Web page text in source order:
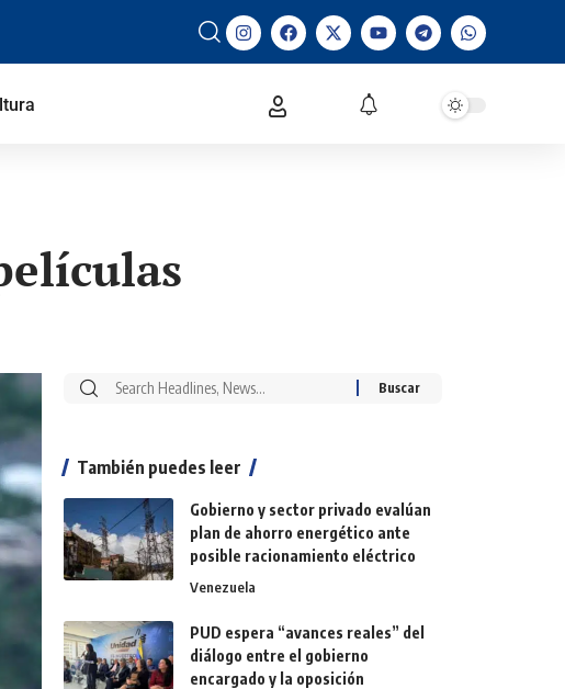
También puedes leer
Gobierno y sector privado evalúan
plan de ahorro energético ante
posible racionamiento eléctrico
Venezuela
PUD espera “avances reales” del
diálogo entre el gobierno
encargado y la oposición